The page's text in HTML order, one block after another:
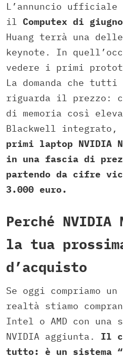
L’annuncio
il Computex di giugno
Huang terrà una
keynote. In
vedere i primi
La domanda che tutti
riguarda il prezzo:
di memoria così
Blackwell integrato,
primi laptop NVIDIA
in una fascia di
partendo da cifre
3.000 euro.
Perché NVIDIA
la tua
d’acquisto
Se oggi compriamo
realtà stiamo
Intel o AMD con una
NVIDIA aggiunta. Il
tutto: è un sistema